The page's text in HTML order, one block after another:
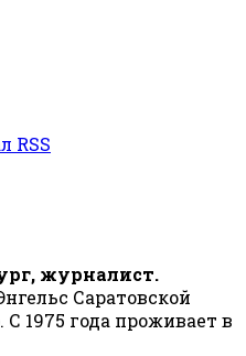
RSS
журналист.
Саратовской
С 1975 года проживает в